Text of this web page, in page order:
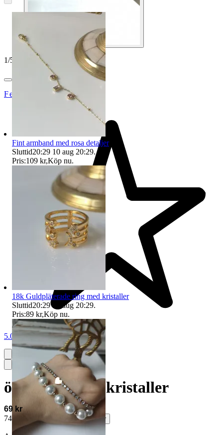
1/5
Fei80
5.0
örhängen med kristaller
69 kr
74 kr med köparskydd. Läs mer
Fint armband med rosa detaljer
Sluttid20:29 10 aug 20:29.
Pris:109 kr,Köp nu.
18k Guldpläterade ring med kristaller
Sluttid20:29 10 aug 20:29.
Pris:89 kr,Köp nu.